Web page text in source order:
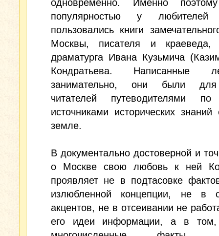
одновременно. Именно
популярностью у любителей
пользовались книги
Москвы, писателя и
драматурга Ивана Кузьмича
Кондратьева. Написанные
занимательно, они были
читателей путеводителями
источниками исторических
земле.
В документально достоверной и
о Москве свою любовь к ней
проявляет не в подтасовке
излюбленной концепции, не в
акцентов, не в отсеивании не
его идеи информации, а в